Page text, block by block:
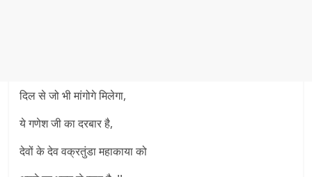
दिल से जो भी मांगोगे मिलेगा,
ये गणेश जी का दरबार है,
देवों के देव वक्रतुंडा महाकाया को